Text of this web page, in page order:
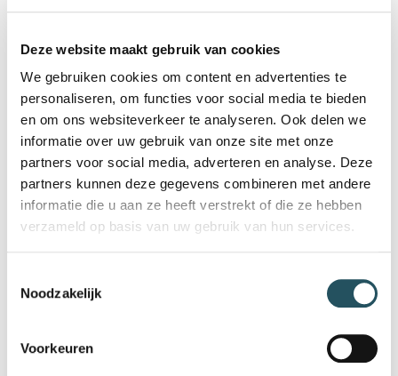
Deze website maakt gebruik van cookies
We gebruiken cookies om content en advertenties te
personaliseren, om functies voor social media te bieden
en om ons websiteverkeer te analyseren. Ook delen we
informatie over uw gebruik van onze site met onze
partners voor social media, adverteren en analyse. Deze
partners kunnen deze gegevens combineren met andere
informatie die u aan ze heeft verstrekt of die ze hebben
verzameld op basis van uw gebruik van hun services.
Noodzakelijk
Voorkeuren
Twee kleedruimtes
SPORTMOGELIJKHEDEN
Badminton
Basketbal
korfbal
volleybal
ADRES